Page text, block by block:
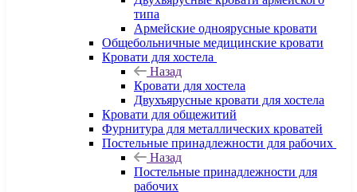
типа
Армейские одноярусные кровати
Общебольничные медицинские кровати
Кровати для хостела
Назад
Кровати для хостела
Двухъярусные кровати для хостела
Кровати для общежитий
Фурнитура для металлических кроватей
Постельные принадлежности для рабочих
Назад
Постельные принадлежности для
рабочих